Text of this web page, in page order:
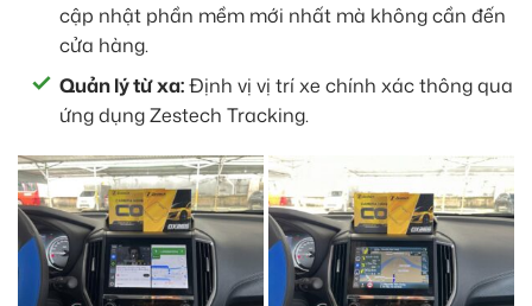
cập nhật phần mềm mới nhất mà không cần đến
cửa hàng.
Quản lý từ xa:Định vị vị trí xe chính xác thông qua
ứng dụng Zestech Tracking.